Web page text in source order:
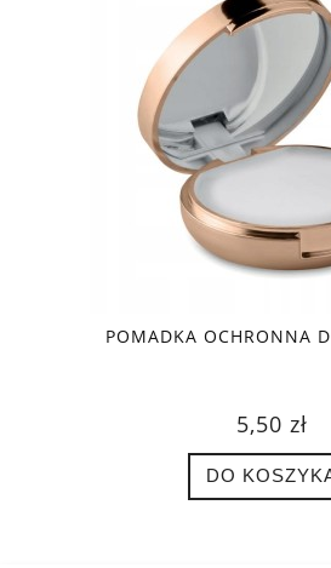
POMADKA OCHRONNA
5,50 zł
DO